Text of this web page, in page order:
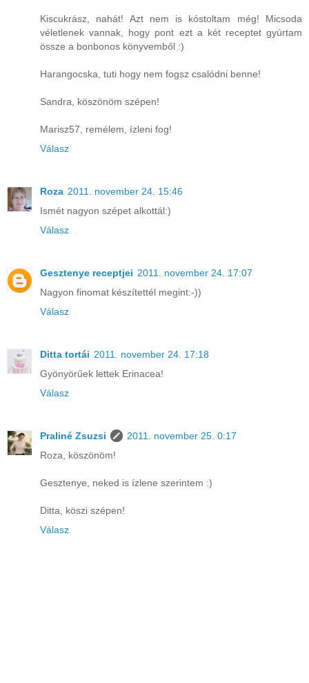
Kiscukrász, nahát! Azt nem is kóstoltam még! Micsoda
véletlenek vannak, hogy pont ezt a két receptet gyúrtam
össze a bonbonos könyvemből :)
Harangocska, tuti hogy nem fogsz csalódni benne!
Sandra, köszönöm szépen!
Marisz57, remélem, ízleni fog!
Válasz
Roza 2011. november 24. 15:46
Ismét nagyon szépet alkottál:)
Válasz
Gesztenye receptjei 2011. november 24. 17:07
Nagyon finomat készítettél megint:-))
Válasz
Ditta tortái 2011. november 24. 17:18
Gyönyörűek lettek Erinacea!
Válasz
Praliné Zsuzsi
2011. november 25. 0:17
Roza, köszönöm!
Gesztenye, neked is ízlene szerintem :)
Ditta, köszi szépen!
Válasz